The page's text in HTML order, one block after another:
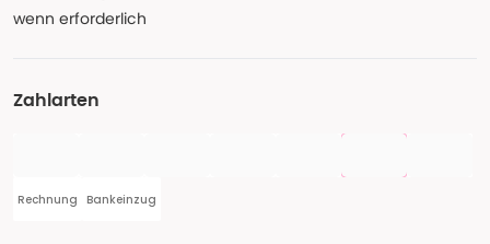
wenn erforderlich
Zahlarten
Rechnung Bankeinzug